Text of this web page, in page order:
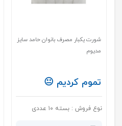
شورت یکبار مصرف بانوان حامد سایز
مدیوم
تموم کردیم 😐
نوع فروش : بسته ۱۰ عددی